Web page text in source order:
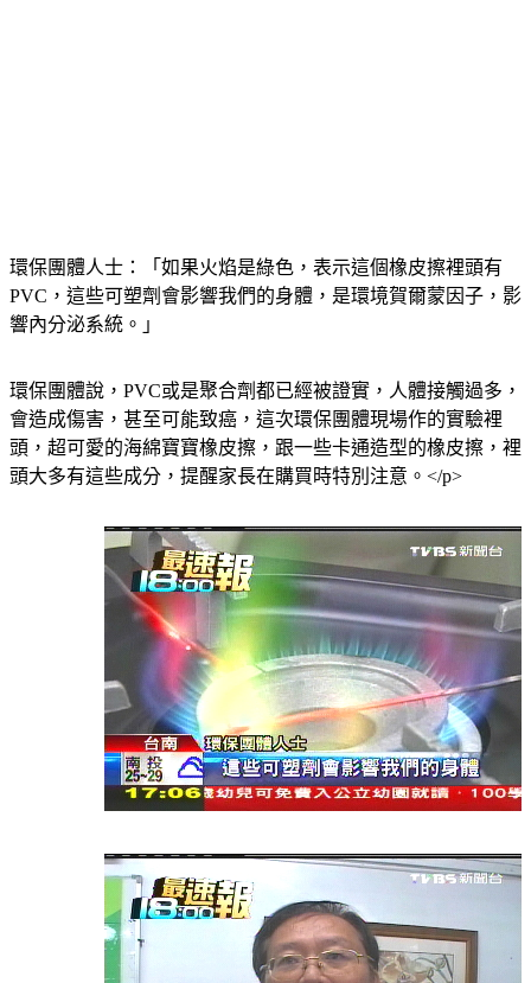
環保團體人士：「如果火焰是綠色，表示這個橡皮擦裡頭有
PVC，這些可塑劑會影響我們的身體，是環境賀爾蒙因子，影
響內分泌系統。」
環保團體說，PVC或是聚合劑都已經被證實，人體接觸過多，
會造成傷害，甚至可能致癌，這次環保團體現場作的實驗裡
頭，超可愛的海綿寶寶橡皮擦，跟一些卡通造型的橡皮擦，裡
頭大多有這些成分，提醒家長在購買時特別注意。</p>